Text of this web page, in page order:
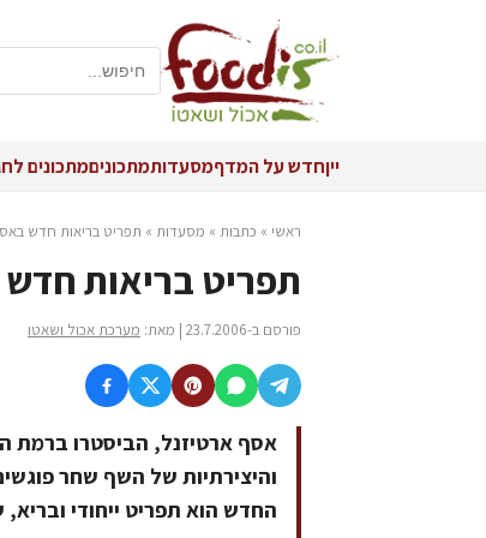
ייןחדש על המדףמסעדותמתכוניםמתכונים
ראשי » כתבות » מסעדות » תפריט בריאות חדש
תפריט בריאות
פורסם ב-23.7.2006 | מאת: מערכת אכול ושאטו
אסף ארטיזנל, הביסטרו ברמת
והיצירתיות של השף שחר
החדש הוא תפריט ייחודי